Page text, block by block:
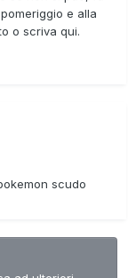
e alla
o scriva qui.
scudo